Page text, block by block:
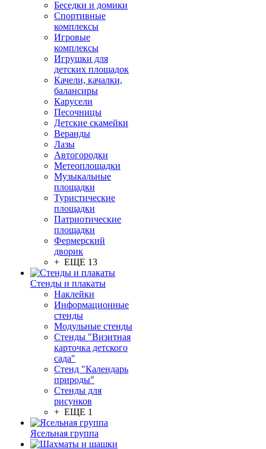
Беседки и домики
Спортивные
комплексы
Игровые
комплексы
Игрушки для
детских площадок
Качели, качалки,
балансиры
Карусели
Песочницы
Детские скамейки
Веранды
Лазы
Автогородки
Метеоплощадки
Музыкальные
площадки
Туристические
площадки
Патриотические
площадки
Фермерский
дворик
+ ЕЩЕ 13
Стенды и плакаты
Наклейки
Информационные
стенды
Модульные стенды
Стенды "Визитная
карточка детского
сада"
Стенд "Календарь
природы"
Стенды для
рисунков
+ ЕЩЕ 1
Ясельная группа